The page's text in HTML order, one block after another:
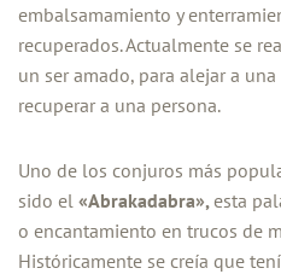
embalsamamiento y
recuperados. Actualmente se
un ser amado, para alejar a
recuperar a una persona.
Uno de los conjuros más
sido el «Abrakadabra», esta
o encantamiento en trucos de
Históricamente se creía que